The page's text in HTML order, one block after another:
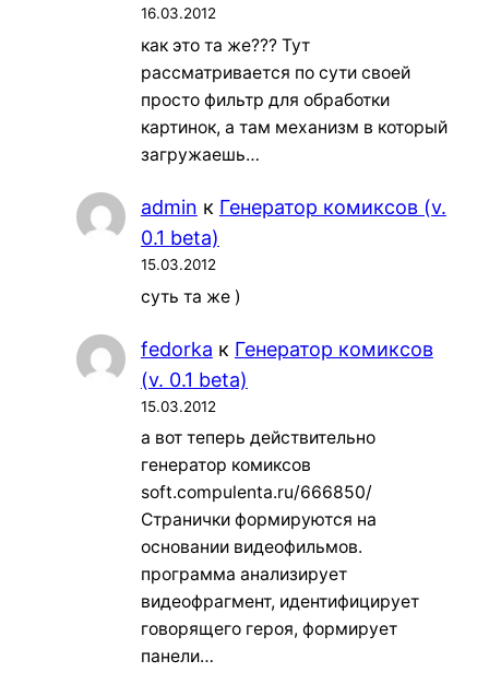
16.03.2012
как это та же??? Тут
рассматривается по сути своей
просто фильтр для обработки
картинок, а там механизм в который
загружаешь…
admin к Генератор комиксов (v.
0.1 beta)
15.03.2012
суть та же )
fedorka к Генератор комиксов
(v. 0.1 beta)
15.03.2012
а вот теперь действительно
генератор комиксов
soft.compulenta.ru/666850/
Странички формируются на
основании видеофильмов.
программа анализирует
видеофрагмент, идентифицирует
говорящего героя, формирует
панели…